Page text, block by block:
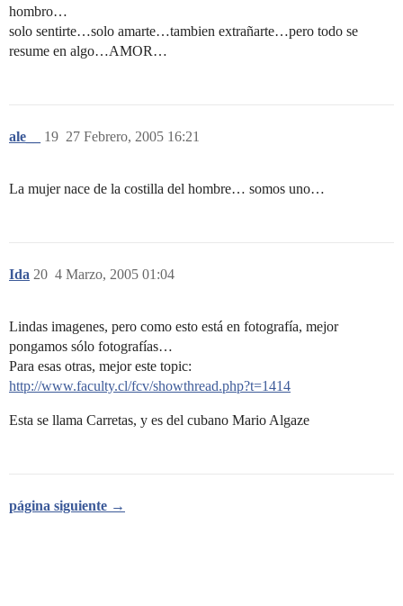
hombro…
solo sentirte…solo amarte…tambien extrañarte…pero todo se
resume en algo…AMOR…
ale__ 27 Febrero, 2005 16:21
19
La mujer nace de la costilla del hombre… somos uno…
Ida 4 Marzo, 2005 01:04
20
Lindas imagenes, pero como esto está en fotografía, mejor
pongamos sólo fotografías…
Para esas otras, mejor este topic:
http://www.faculty.cl/fcv/showthread.php?t=1414
Esta se llama Carretas, y es del cubano Mario Algaze
página siguiente →